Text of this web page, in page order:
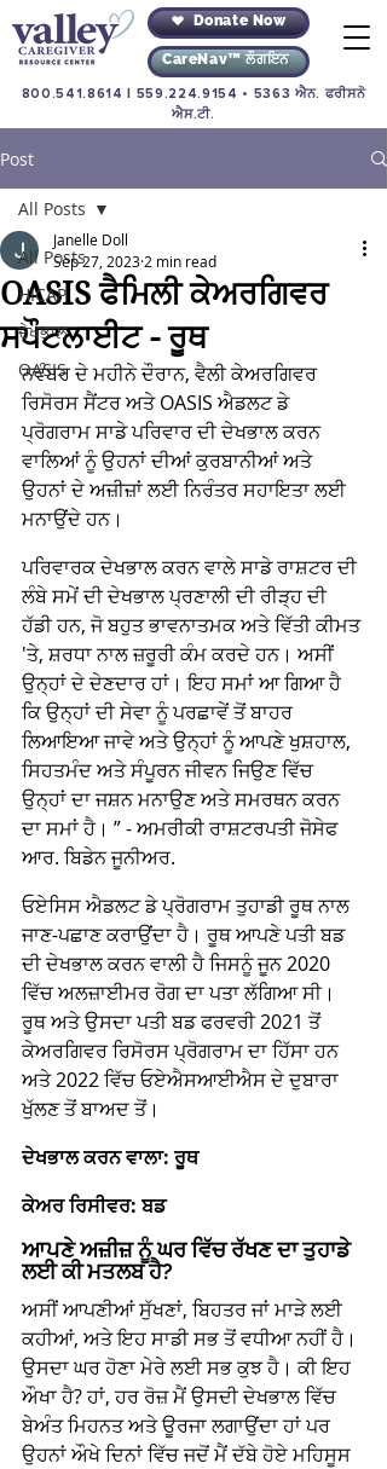
Donate Now
CareNav™ ਲੌਗਇਨ
800.541.8614 559.224.9154 • 5363 ਐਨ. ਫਰੀਸਨੋ
ਐਸ.ਟੀ.
Post
All Posts
HICAP
ਦੇਖਭਾਲ
OASIS
All Posts
OASIS ਫੈਮਿਲੀ ਕੇਅਰਗਿਵਰ
ਸਪੌਟਲਾਈਟ - ਰੂਥ
Janelle Doll
Sep 27, 2023 2 min read
ਨਵੰਬਰ ਦੇ ਮਹੀਨੇ ਦੌਰਾਨ, ਵੈਲੀ ਕੇਅਰਗਿਵਰ
ਰਿਸੋਰਸ ਸੈਂਟਰ ਅਤੇ OASIS ਐਡਲਟ ਡੇ
ਪ੍ਰੋਗਰਾਮ ਸਾਡੇ ਪਰਿਵਾਰ ਦੀ ਦੇਖਭਾਲ ਕਰਨ
ਵਾਲਿਆਂ ਨੂੰ ਉਹਨਾਂ ਦੀਆਂ ਕੁਰਬਾਨੀਆਂ ਅਤੇ
ਉਹਨਾਂ ਦੇ ਅਜ਼ੀਜ਼ਾਂ ਲਈ ਨਿਰੰਤਰ ਸਹਾਇਤਾ ਲਈ
ਮਨਾਉਂਦੇ ਹਨ।
ਪਰਿਵਾਰਕ ਦੇਖਭਾਲ ਕਰਨ ਵਾਲੇ ਸਾਡੇ ਰਾਸ਼ਟਰ ਦੀ
ਲੰਬੇ ਸਮੇਂ ਦੀ ਦੇਖਭਾਲ ਪ੍ਰਣਾਲੀ ਦੀ ਰੀੜ੍ਹ ਦੀ
ਹੱਡੀ ਹਨ, ਜੋ ਬਹੁਤ ਭਾਵਨਾਤਮਕ ਅਤੇ ਵਿੱਤੀ ਕੀਮਤ
'ਤੇ, ਸ਼ਰਧਾ ਨਾਲ ਜ਼ਰੂਰੀ ਕੰਮ ਕਰਦੇ ਹਨ। ਅਸੀਂ
ਉਨ੍ਹਾਂ ਦੇ ਦੇਣਦਾਰ ਹਾਂ। ਇਹ ਸਮਾਂ ਆ ਗਿਆ ਹੈ
ਕਿ ਉਨ੍ਹਾਂ ਦੀ ਸੇਵਾ ਨੂੰ ਪਰਛਾਵੇਂ ਤੋਂ ਬਾਹਰ
ਲਿਆਇਆ ਜਾਵੇ ਅਤੇ ਉਨ੍ਹਾਂ ਨੂੰ ਆਪਣੇ ਖੁਸ਼ਹਾਲ,
ਸਿਹਤਮੰਦ ਅਤੇ ਸੰਪੂਰਨ ਜੀਵਨ ਜਿਉਣ ਵਿੱਚ
ਉਨ੍ਹਾਂ ਦਾ ਜਸ਼ਨ ਮਨਾਉਣ ਅਤੇ ਸਮਰਥਨ ਕਰਨ
ਦਾ ਸਮਾਂ ਹੈ। ” - ਅਮਰੀਕੀ ਰਾਸ਼ਟਰਪਤੀ ਜੋਸੇਫ
ਆਰ. ਬਿਡੇਨ ਜੂਨੀਅਰ.
ਓਏਸਿਸ ਐਡਲਟ ਡੇ ਪ੍ਰੋਗਰਾਮ ਤੁਹਾਡੀ ਰੂਥ ਨਾਲ
ਜਾਣ-ਪਛਾਣ ਕਰਾਉਂਦਾ ਹੈ। ਰੂਥ ਆਪਣੇ ਪਤੀ ਬਡ
ਦੀ ਦੇਖਭਾਲ ਕਰਨ ਵਾਲੀ ਹੈ ਜਿਸਨੂੰ ਜੂਨ 2020
ਵਿੱਚ ਅਲਜ਼ਾਈਮਰ ਰੋਗ ਦਾ ਪਤਾ ਲੱਗਿਆ ਸੀ।
ਰੂਥ ਅਤੇ ਉਸਦਾ ਪਤੀ ਬਡ ਫਰਵਰੀ 2021 ਤੋਂ
ਕੇਅਰਗਿਵਰ ਰਿਸੋਰਸ ਪ੍ਰੋਗਰਾਮ ਦਾ ਹਿੱਸਾ ਹਨ
ਅਤੇ 2022 ਵਿੱਚ ਓਏਐਸਆਈਐਸ ਦੇ ਦੁਬਾਰਾ
ਖੁੱਲਣ ਤੋਂ ਬਾਅਦ ਤੋਂ।
ਦੇਖਭਾਲ ਕਰਨ ਵਾਲਾ: ਰੂਥ
ਕੇਅਰ ਰਿਸੀਵਰ: ਬਡ
ਆਪਣੇ ਅਜ਼ੀਜ਼ ਨੂੰ ਘਰ ਵਿੱਚ ਰੱਖਣ ਦਾ ਤੁਹਾਡੇ
ਲਈ ਕੀ ਮਤਲਬ ਹੈ?
ਅਸੀਂ ਆਪਣੀਆਂ ਸੁੱਖਣਾਂ, ਬਿਹਤਰ ਜਾਂ ਮਾੜੇ ਲਈ
ਕਹੀਆਂ, ਅਤੇ ਇਹ ਸਾਡੀ ਸਭ ਤੋਂ ਵਧੀਆ ਨਹੀਂ ਹੈ।
ਉਸਦਾ ਘਰ ਹੋਣਾ ਮੇਰੇ ਲਈ ਸਭ ਕੁਝ ਹੈ। ਕੀ ਇਹ
ਔਖਾ ਹੈ? ਹਾਂ, ਹਰ ਰੋਜ਼ ਮੈਂ ਉਸਦੀ ਦੇਖਭਾਲ ਵਿੱਚ
ਬੇਅੰਤ ਮਿਹਨਤ ਅਤੇ ਊਰਜਾ ਲਗਾਉਂਦਾ ਹਾਂ ਪਰ
ਉਹਨਾਂ ਔਖੇ ਦਿਨਾਂ ਵਿੱਚ ਜਦੋਂ ਮੈਂ ਦੱਬੇ ਹੋਏ ਮਹਿਸੂਸ